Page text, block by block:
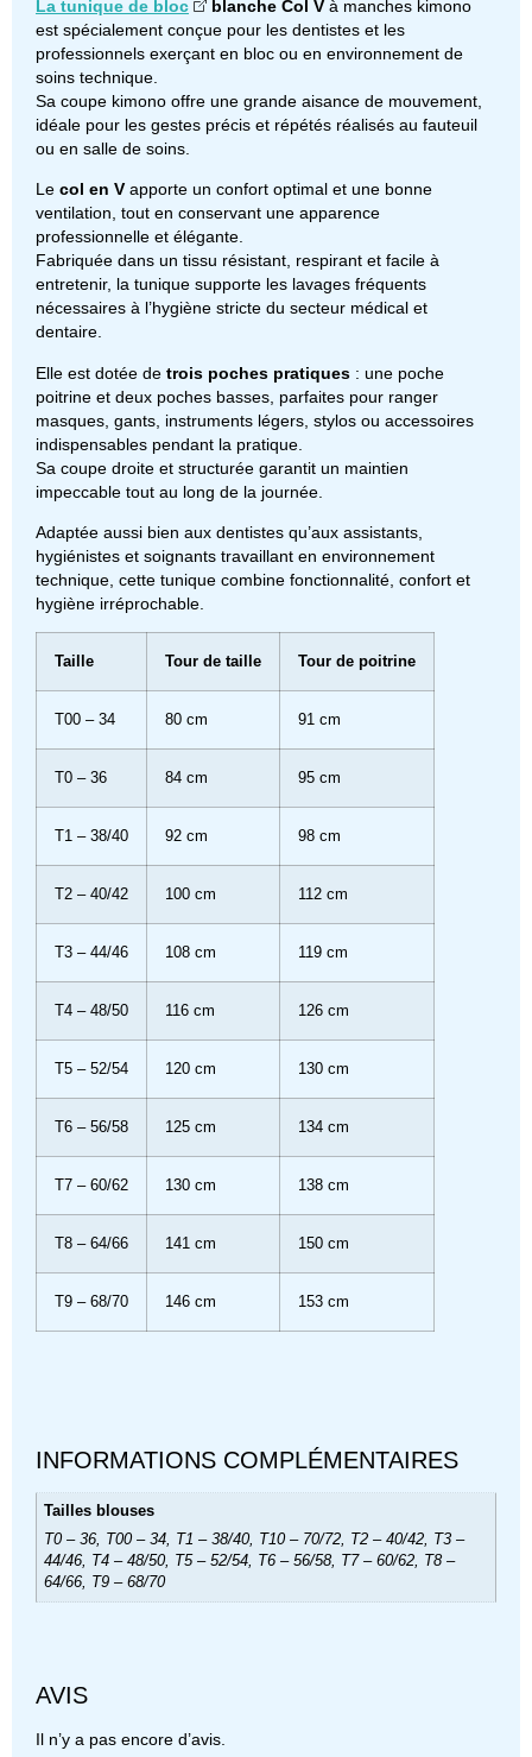
La tunique de bloc blanche Col V à manches kimono
est spécialement conçue pour les dentistes et les
professionnels exerçant en bloc ou en environnement de
soins technique.
Sa coupe kimono offre une grande aisance de mouvement,
idéale pour les gestes précis et répétés réalisés au fauteuil
ou en salle de soins.
Le col en V apporte un confort optimal et une bonne
ventilation, tout en conservant une apparence
professionnelle et élégante.
Fabriquée dans un tissu résistant, respirant et facile à
entretenir, la tunique supporte les lavages fréquents
nécessaires à l’hygiène stricte du secteur médical et
dentaire.
Elle est dotée de trois poches pratiques : une poche
poitrine et deux poches basses, parfaites pour ranger
masques, gants, instruments légers, stylos ou accessoires
indispensables pendant la pratique.
Sa coupe droite et structurée garantit un maintien
impeccable tout au long de la journée.
Adaptée aussi bien aux dentistes qu’aux assistants,
hygiénistes et soignants travaillant en environnement
technique, cette tunique combine fonctionnalité, confort et
hygiène irréprochable.
Taille Tour de taille Tour de poitrine
T00 – 34 80 cm 91 cm
T0 – 36 84 cm 95 cm
T1 – 38/40 92 cm 98 cm
T2 – 40/42 100 cm 112 cm
T3 – 44/46 108 cm 119 cm
T4 – 48/50 116 cm 126 cm
T5 – 52/54 120 cm 130 cm
T6 – 56/58 125 cm 134 cm
T7 – 60/62 130 cm 138 cm
T8 – 64/66 141 cm 150 cm
T9 – 68/70 146 cm 153 cm
INFORMATIONS COMPLÉMENTAIRES
Tailles blouses
T0 – 36, T00 – 34, T1 – 38/40, T10 – 70/72, T2 – 40/42, T3 –
44/46, T4 – 48/50, T5 – 52/54, T6 – 56/58, T7 – 60/62, T8 –
64/66, T9 – 68/70
AVIS
Il n’y a pas encore d’avis.